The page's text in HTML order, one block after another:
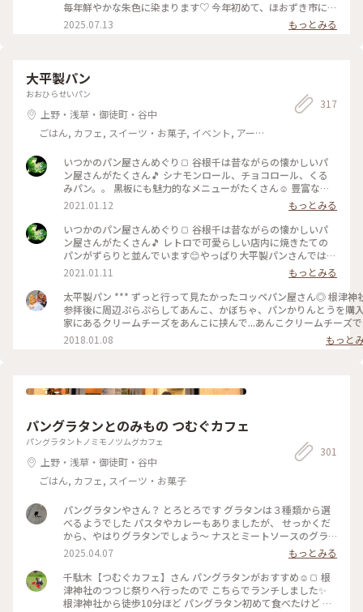
毎年鮮やかな朱色に染まります♡ 今年初めて、ほおずき市に行
ってきました。 混雑を覚悟してましたが、暑さのせいか 仲見
世からもわりと空いていて（ほぼ海外の方） のんびりと楽し
ですが、電車で帰る事を考え 籠入り（5個）を一つ連れて帰り
ました♡ お店の方も水やりが欠かせないようです。 そして、
初めましてのほおずきの花🌼 白く小さな妖精のようなお花で
した✨（5枚目） #ほおずき市 #浅草寺 #浅草 #四万六千日 #ほ
おずき #鬼灯 #アートな景色
2025.07.13 もっとみる
大平製パン
おおひらせいパン
上野・浅草・御徒町・谷中
ごはん, カフェ, スイーツ・お菓子, イベント, アー
317
いつかのパン屋さんめぐり🍞 谷根千は昔ながらの懐かしいパ
ン屋さんがたくさん🎵 シナモンロール、チョコロール、くる
みパン。。 黒板にも魅力的なメニューがたくさん☺️ 豊富な種
類で迷っちゃいます♡ またのんきにパン屋さんめぐりしたい
なぁっ♪ #大平製パン #惣菜パン #コッペパン #昔ながら #懐か
しい #豊富な種類 #たくさん #谷根千 #谷中 #根津 #千駄木 #千
駄木のパン屋 #お散歩 #根津さんぽ #パン屋さん #パン屋さん
めぐり
2021.01.12
もっとみる
いつかのパン屋さんめぐり🍞 谷根千は昔ながらの懐かしいパ
ン屋さんがたくさん🎵 レトロで可愛らしい店内に焼きたての
パンがずらりと並んでいます😊やっぱり大平製パンさんでは惣
菜コッペパンははずせないかな😋♡ みなさんはお好きなコッ
ペパンありますか？ てくてくお散歩しながらパンを買う😊 こ
んな世の中になった今、のんきで平和だったなぁと思い返して
います😊 #大平製パン #コッペパン #昔ながら #懐かしい #レ
トロ #可愛い #惣菜パン #パン #谷中 #根津 #千駄木 #谷根千 #
2021.01.11
もっとみる
太平製パン *** ずっと行って見たかったコッペパン屋さん◎ 根津神社
参拝後に周辺ぷらぷらしてあんこ、かぼちゃ、パンかりんとうを購
家にあるクリームチーズをあんこに挟んで...あんこクリームチーズ
きます🙌🏻💓 #ことりっぷ#パン#コッペパン#パンのある生活#あんこ#
粒あん#クリームチーズ#コーヒー
2018.01.08 もっと
パングラタンとのみもの つむぐカフェ
パングラタントノミモノツムグカフェ
上野・浅草・御徒町・谷中
ごはん, カフェ, スイーツ・お菓子
301
パングラタンやさん？ とろとろです グラタンは３種類から選
べるようでした パスタやカレーもありましたが、 せっかくだ
から、やはりグラタンでしょう〜 ナスとミートソースのグラ
タン 中にパンとナスがごろごろ カリカリのパンもあれば、 ソ
ースがしみしみのパンもあって 飽きません 副菜の カボチャの
ミルク煮、 切り干し大根のナポリタンも 一つ一つあじの違い
がありました 満足です ご家族連れが気軽に寄れる場所みたい
で おもちゃもいろいろ。
2025.04.07
もっとみる
千駄木【つむぐカフェ】さん パングラタンがおすすめ☺️🍞 根
津神社のつつじ祭りへ行ったので こちらでランチしました✨
根津神社から徒歩10分ほど パングラタン初めて食べたけど カ